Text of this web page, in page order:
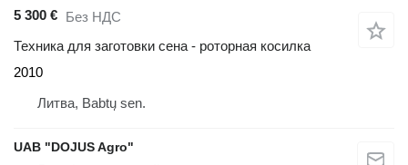
5 300 € Без НДС
Техника для заготовки сена - роторная косилка
2010
Литва, Babtų sen.
UAB "DOJUS Agro"